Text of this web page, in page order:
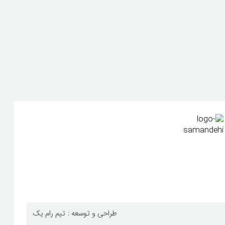
تیم رام یک طراحی و توسعه :